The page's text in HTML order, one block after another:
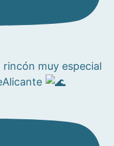
rincón muy especial